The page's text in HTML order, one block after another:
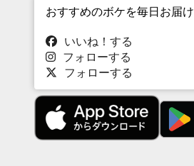
おすすめのボケを毎日お届け
いいね！する
フォローする
フォローする